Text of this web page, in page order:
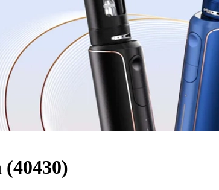
FORMATS
100ml et +
GRANDS FORMATS
50ml
Les Accus
piles
pour boxs
Les cartouches
pour pods
RBA Reconstructible
Quelle Accu choisir ?
Le végétol c'est quoi ?
Voir tout